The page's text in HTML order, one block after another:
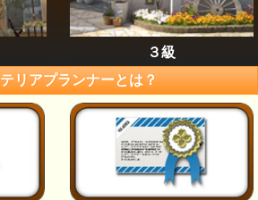
３級
リアプランナーとは？